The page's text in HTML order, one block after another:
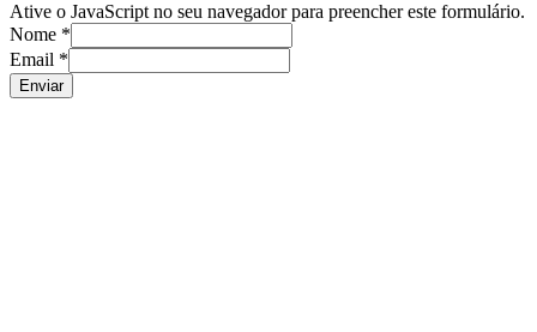
Ative o JavaScript no seu navegador para preencher este formulário.
Nome *
Email *
Enviar